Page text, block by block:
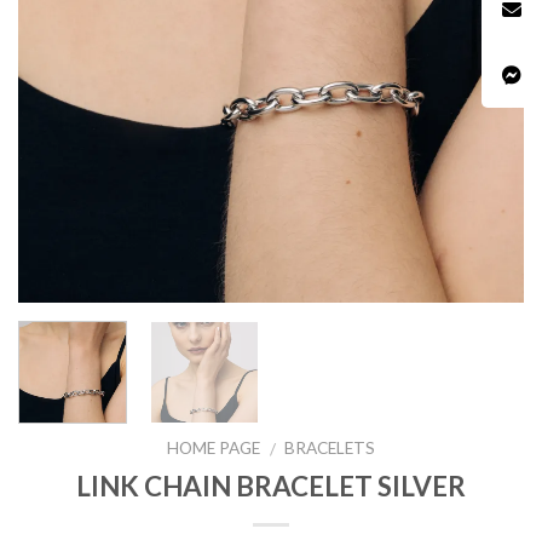
HOME PAGE / BRACELETS
LINK CHAIN BRACELET SILVER